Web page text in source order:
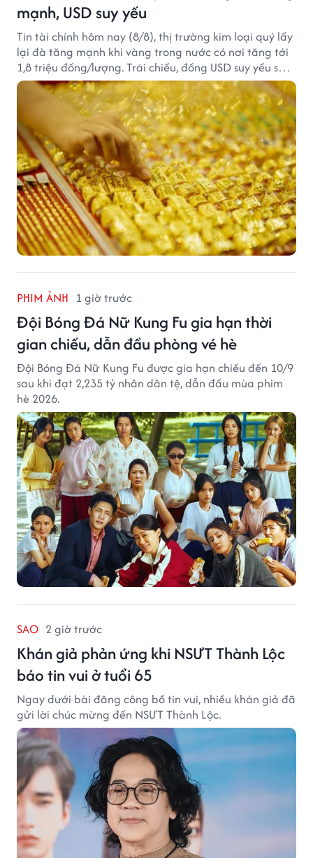
mạnh, USD suy yếu
Tin tài chính hôm nay (8/8), thị trường kim loại quý lấy
lại đà tăng mạnh khi vàng trong nước có nơi tăng tới
1,8 triệu đồng/lượng. Trái chiều, đồng USD suy yếu sau
báo cáo việc làm Mỹ kém tích cực.
PHIM ẢNH 1 giờ trước
Đội Bóng Đá Nữ Kung Fu gia hạn thời
gian chiếu, dẫn đầu phòng vé hè
Đội Bóng Đá Nữ Kung Fu được gia hạn chiếu đến 10/9
sau khi đạt 2,235 tỷ nhân dân tệ, dẫn đầu mùa phim
hè 2026.
SAO 2 giờ trước
Khán giả phản ứng khi NSƯT Thành Lộc
báo tin vui ở tuổi 65
Ngay dưới bài đăng công bố tin vui, nhiều khán giả đã
gửi lời chúc mừng đến NSƯT Thành Lộc.